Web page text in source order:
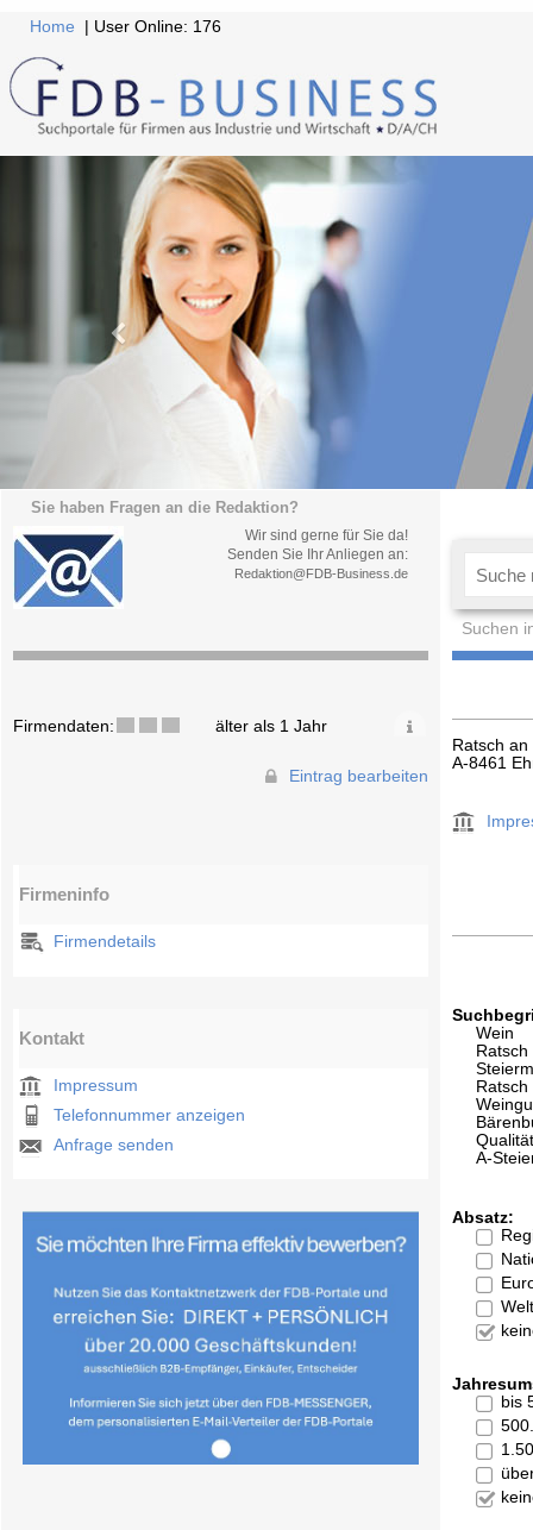
Home | User Online: 176
Sie haben Fragen an die Redaktion?
Wir sind gerne für Sie da!
Senden Sie Ihr Anliegen an:
Redaktion@FDB-Business.de
Suchen
Firmendaten: älter als 1 Jahr
Eintrag bearbeiten
Firmeninfo
Firmendetails
Kontakt
Impressum
Telefonnummer anzeigen
Anfrage senden
Ratsch
A-8461
Wein
Ratsch
A-
Absatz:
bis